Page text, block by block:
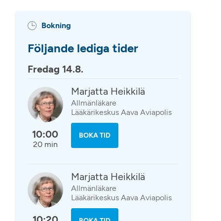
Bokning
Följande lediga tider
Fredag 14.8.
10:00
20 min
Marjatta Heikkilä
Allmänläkare
Lääkärikeskus Aava Aviapolis
BOKA TID
Marjatta Heikkilä
Allmänläkare
Lääkärikeskus Aava Aviapolis